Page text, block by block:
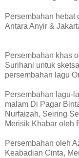
Persembahan hebat
Antara Anyir &
Persembahan khas
Surihani untuk
persembahan lagu
Persembahan lagu-
malam Di Pagar
Nurfaizah, Seiring
Merisik Khabar oleh
Persembahan oleh
Keabadian Cinta,